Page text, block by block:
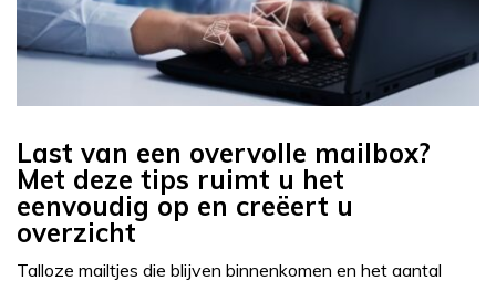
Last van een overvolle mailbox?
Met deze tips ruimt u het
eenvoudig op en creëert u
overzicht
Talloze mailtjes die blijven binnenkomen en het aantal